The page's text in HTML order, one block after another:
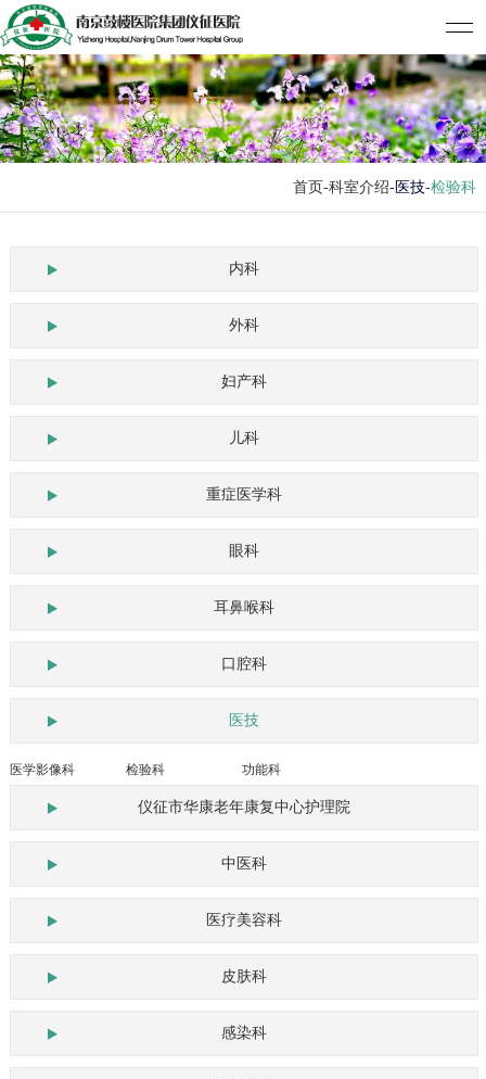
首页-科室介绍-医技-检验科
内科
外科
妇产科
儿科
重症医学科
眼科
耳鼻喉科
口腔科
医技
医学影像科 检验科 功能科
仪征市华康老年康复中心护理院
中医科
医疗美容科
皮肤科
感染科